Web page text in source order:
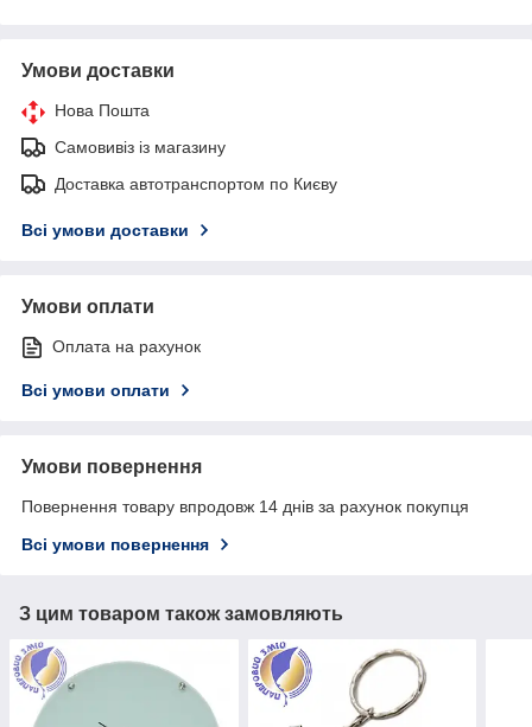
Умови доставки
Нова Пошта
Самовивіз із магазину
Доставка автотранспортом по Києву
Всі умови доставки
Умови оплати
Оплата на рахунок
Всі умови оплати
Умови повернення
Повернення товару впродовж 14 днів за рахунок покупця
Всі умови повернення
З цим товаром також замовляють